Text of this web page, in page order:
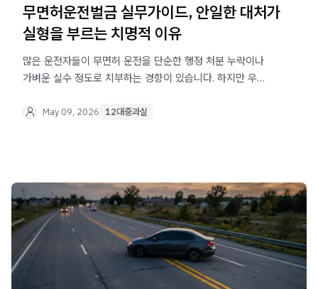
무면허운전벌금 실무가이드, 안일한 대처가
실형을 부르는 치명적 이유
많은 운전자들이 무면허 운전을 단순한 행정 처분 누락이나
가벼운 실수 정도로 치부하는 경향이 있습니다. 하지만 우리
범죄로 규정하고 엄단하고 있습니다. 가벼운 처분으로 끝날
음주교통대응TF팀에서, 갑작스러운 경찰 조사 통보를 받고
막막해하실 분들을 위해 초기 대응의 중요성과 현실적인
방어 전략을 알기 쉽게 정리해 드리겠습니다.
May 09, 2026 12대중과실